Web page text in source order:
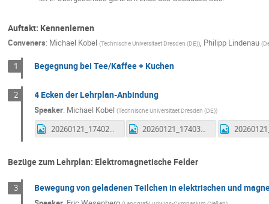
Auftakt: Kennenlernen
Conveners: Michael Kobel (Technische Universitaet Dresden (DE)), Philipp Lindenau (
1 Begegnung bei Tee/Kaffee + Kuchen
2 4 Ecken der Lehrplan-Anbindung
Speaker: Michael Kobel (Technische Universitaet Dresden (DE))
20260121_174022.jpg 20260121_174031.jpg
Bezüge zum Lehrplan: Elektromagnetische Felder
3 Bewegung von geladenen Teilchen in elektrischen und